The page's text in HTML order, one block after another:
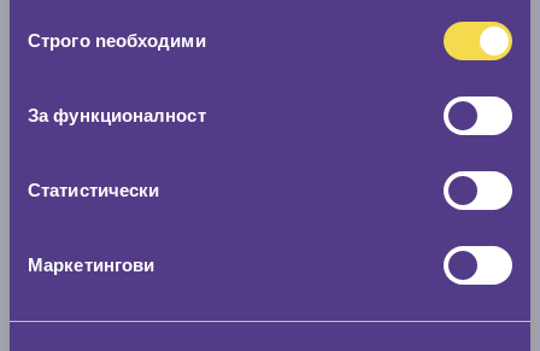
наСтрого nеобходими
За функционалност
Статистически
Маркетингови
Скоростомер при 100
По марка автомобил